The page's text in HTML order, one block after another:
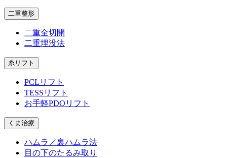
二重整形
二重全切開
二重埋没法
糸リフト
PCLリフト
TESSリフト
お手軽PDOリフト
くま治療
ハムラ／裏ハムラ法
目の下のたるみ取り